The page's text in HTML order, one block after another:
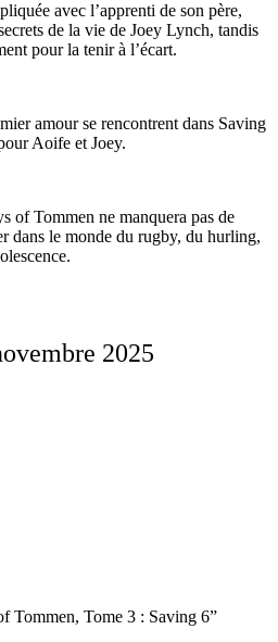
avec l’apprenti de son père,
de la vie de Joey Lynch, tandis
pour la tenir à l’écart.
amour se rencontrent dans Saving
Aoife et Joey.
of Tommen ne manquera pas de
dans le monde du rugby, du hurling,
2025
Tommen, Tome 3 : Saving 6”